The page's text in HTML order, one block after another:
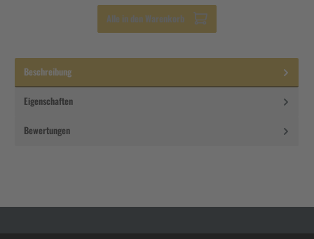
Alle in den Warenkorb
Beschreibung
Eigenschaften
Bewertungen